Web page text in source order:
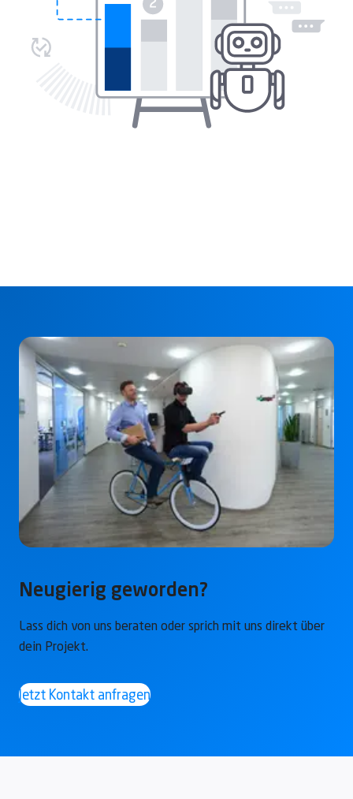
Neugierig geworden?
Lass dich von uns beraten oder sprich mit uns direkt über
dein Projekt.
Jetzt Kontakt anfragen